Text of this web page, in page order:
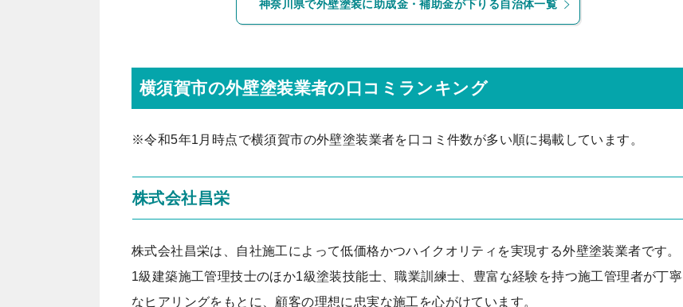
神奈川県で外壁塗装に助成金・補助金が下りる自治体一覧
横須賀市の外壁塗装業者の口コミランキング
※令和5年1月時点で横須賀市の外壁塗装業者を口コミ件数が多い順に掲載しています。
株式会社昌栄
株式会社昌栄は、自社施工によって低価格かつハイクオリティを実現する外壁塗装業者です。
1級建築施工管理技士のほか1級塗装技能士、職業訓練士、豊富な経験を持つ施工管理者が丁寧
なヒアリングをもとに、顧客の理想に忠実な施工を心がけています。